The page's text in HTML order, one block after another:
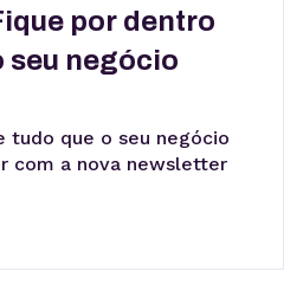
por dentro
seu negócio
tudo que o seu negócio
com a nova newsletter